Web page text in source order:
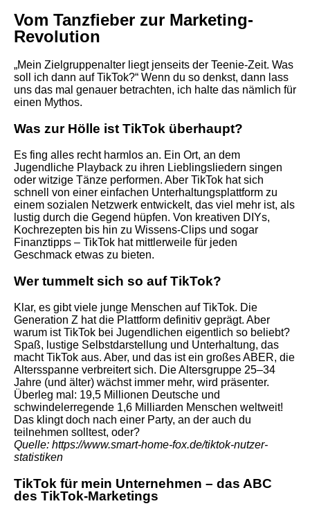
Vom Tanzfieber zur Marketing-
Revolution
„Mein Zielgruppenalter liegt jenseits der Teenie-Zeit. Was
soll ich dann auf TikTok?“ Wenn du so denkst, dann lass
uns das mal genauer betrachten, ich halte das nämlich für
einen Mythos.
Was zur Hölle ist TikTok überhaupt?
Es fing alles recht harmlos an. Ein Ort, an dem
Jugendliche Playback zu ihren Lieblingsliedern singen
oder witzige Tänze performen. Aber TikTok hat sich
schnell von einer einfachen Unterhaltungsplattform zu
einem sozialen Netzwerk entwickelt, das viel mehr ist, als
lustig durch die Gegend hüpfen. Von kreativen DIYs,
Kochrezepten bis hin zu Wissens-Clips und sogar
Finanztipps – TikTok hat mittlerweile für jeden
Geschmack etwas zu bieten.
Wer tummelt sich so auf TikTok?
Klar, es gibt viele junge Menschen auf TikTok. Die
Generation Z hat die Plattform definitiv geprägt. Aber
warum ist TikTok bei Jugendlichen eigentlich so beliebt?
Spaß, lustige Selbstdarstellung und Unterhaltung, das
macht TikTok aus. Aber, und das ist ein großes ABER, die
Altersspanne verbreitert sich. Die Altersgruppe 25–34
Jahre (und älter) wächst immer mehr, wird präsenter.
Überleg mal: 19,5 Millionen Deutsche und
schwindelerregende 1,6 Milliarden Menschen weltweit!
Das klingt doch nach einer Party, an der auch du
teilnehmen solltest, oder?
Quelle: https://www.smart-home-fox.de/tiktok-nutzer-
statistiken
TikTok für mein Unternehmen – das ABC
des TikTok-Marketings